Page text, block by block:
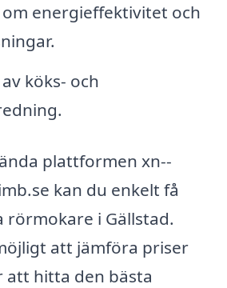
energieffektivitet och
köks- och
plattformen xn--
kan du enkelt få
i Gällstad.
att jämföra priser
att hitta den bästa